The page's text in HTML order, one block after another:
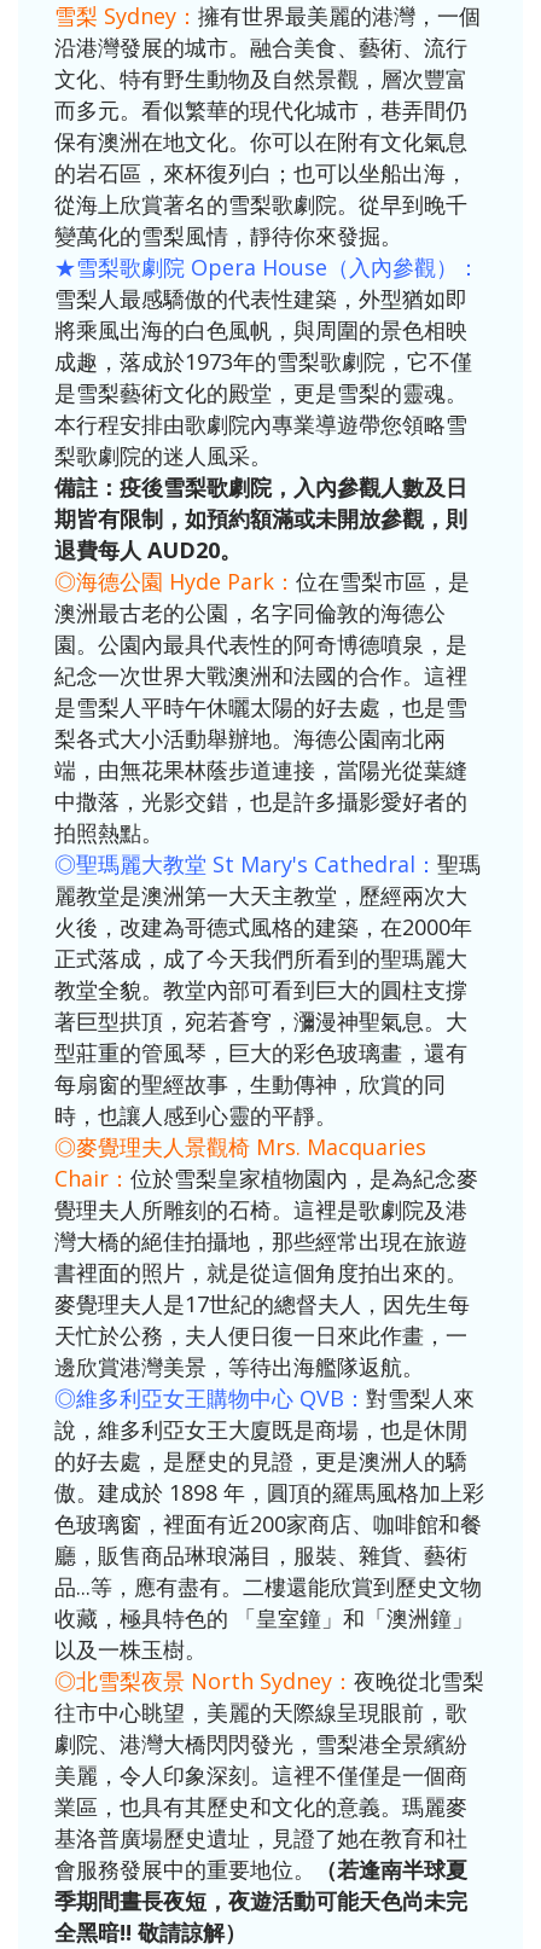
雪梨 Sydney： 擁有世界最美麗的港灣，一個
沿港灣發展的城市。融合美食、藝術、流行
文化、特有野生動物及自然景觀，層次豐富
而多元。看似繁華的現代化城市，巷弄間仍
保有澳洲在地文化。你可以在附有文化氣息
的岩石區，來杯復列白；也可以坐船出海，
從海上欣賞著名的雪梨歌劇院。從早到晚千
變萬化的雪梨風情，靜待你來發掘。
★雪梨歌劇院 Opera House（入內參觀）：
雪梨人最感驕傲的代表性建築，外型猶如即
將乘風出海的白色風帆，與周圍的景色相映
成趣，落成於1973年的雪梨歌劇院，它不僅
是雪梨藝術文化的殿堂，更是雪梨的靈魂。
本行程安排由歌劇院內專業導遊帶您領略雪
梨歌劇院的迷人風采。
備註：疫後雪梨歌劇院，入內參觀人數及日
期皆有限制，如預約額滿或未開放參觀，則
退費每人 AUD20。
◎海德公園 Hyde Park： 位在雪梨市區，是
澳洲最古老的公園，名字同倫敦的海德公
園。公園內最具代表性的阿奇博德噴泉，是
紀念一次世界大戰澳洲和法國的合作。這裡
是雪梨人平時午休曬太陽的好去處，也是雪
梨各式大小活動舉辦地。海德公園南北兩
端，由無花果林蔭步道連接，當陽光從葉縫
中撒落，光影交錯，也是許多攝影愛好者的
拍照熱點。
◎聖瑪麗大教堂 St Mary's Cathedral： 聖瑪
麗教堂是澳洲第一大天主教堂，歷經兩次大
火後，改建為哥德式風格的建築，在2000年
正式落成，成了今天我們所看到的聖瑪麗大
教堂全貌。教堂內部可看到巨大的圓柱支撐
著巨型拱頂，宛若蒼穹，瀰漫神聖氣息。大
型莊重的管風琴，巨大的彩色玻璃畫，還有
每扇窗的聖經故事，生動傳神，欣賞的同
時，也讓人感到心靈的平靜。
◎麥覺理夫人景觀椅 Mrs. Macquaries
Chair： 位於雪梨皇家植物園內，是為紀念麥
覺理夫人所雕刻的石椅。這裡是歌劇院及港
灣大橋的絕佳拍攝地，那些經常出現在旅遊
書裡面的照片，就是從這個角度拍出來的。
麥覺理夫人是17世紀的總督夫人，因先生每
天忙於公務，夫人便日復一日來此作畫，一
邊欣賞港灣美景，等待出海艦隊返航。
◎維多利亞女王購物中心 QVB： 對雪梨人來
說，維多利亞女王大廈既是商場，也是休閒
的好去處，是歷史的見證，更是澳洲人的驕
傲。建成於 1898 年，圓頂的羅馬風格加上彩
色玻璃窗，裡面有近200家商店、咖啡館和餐
廳，販售商品琳琅滿目，服裝、雜貨、藝術
品...等，應有盡有。二樓還能欣賞到歷史文物
收藏，極具特色的 「皇室鐘」和「澳洲鐘」
以及一株玉樹。
◎北雪梨夜景 North Sydney： 夜晚從北雪梨
往市中心眺望，美麗的天際線呈現眼前，歌
劇院、港灣大橋閃閃發光，雪梨港全景繽紛
美麗，令人印象深刻。這裡不僅僅是一個商
業區，也具有其歷史和文化的意義。瑪麗麥
基洛普廣場歷史遺址，見證了她在教育和社
會服務發展中的重要地位。
（若逢南半球夏
季期間晝長夜短，夜遊活動可能天色尚未完
全黑暗!! 敬請諒解）